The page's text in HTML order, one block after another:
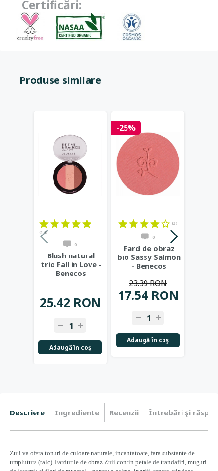
Certificări:
Produse similare
(14)
0
Blush natural
trio Fall in Love -
Benecos
25.42 RON
Adaugă în coş
-25%
(3)
0
Fard de obraz
bio Sassy Salmon
- Benecos
17.54 RON
23.39 RON
Adaugă în coş
Descriere Ingrediente Recenzii Întrebări şi
Zuii va ofera tonuri de culoare naturale, incantatoare, fara substante de
umplutura (talc). Fardurile de obraz Zuii contin petale de trandafiri, muguri